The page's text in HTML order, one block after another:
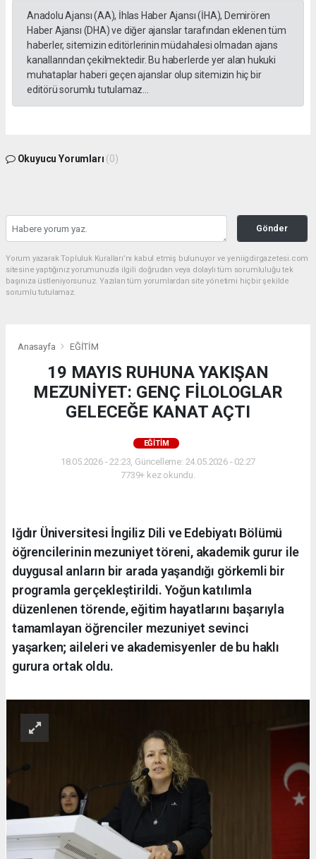
Anadolu Ajansı (AA), İhlas Haber Ajansı (İHA), Demirören
Haber Ajansı (DHA) ve diğer ajanslar tarafından eklenen tüm
haberler, sitemizin editörlerinin müdahalesi olmadan ajans
kanallarından çekilmektedir. Bu haberlerde yer alan hukuki
muhataplar haberi geçen ajanslar olup sitemizin hiç bir
editörü sorumlu tutulamaz...
Okuyucu Yorumları (0)
Gönder
Yorum yazarak Topluluk Kuralları’nı kabul etmiş bulunuyor ve yeniigdirgazetesi.com
sitesine yaptığınız yorumunuzla ilgili doğrudan veya dolaylı tüm sorumluluğu tek
başınıza üstleniyorsunuz. Yazılan tüm yorumlardan site yönetimi hiçbir şekilde
sorumlu tutulamaz.
Anasayfa EĞİTİM
19 MAYIS RUHUNA YAKIŞAN
MEZUNİYET: GENÇ FİLOLOGLAR
GELECEĞE KANAT AÇTI
EĞİTİM
18.05.2026 - 22:23, Güncelleme: 24.05.2026 - 02:27
7739+ kez okundu.
Iğdır Üniversitesi İngiliz Dili ve Edebiyatı Bölümü
öğrencilerinin mezuniyet töreni, akademik gurur ile
duygusal anların bir arada yaşandığı görkemli bir
programla gerçekleştirildi. Yoğun katılımla
düzenlenen törende, eğitim hayatlarını başarıyla
tamamlayan öğrenciler mezuniyet sevinci
yaşarken; aileleri ve akademisyenler de bu haklı
gurura ortak oldu.